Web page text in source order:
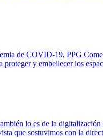
de COVID-19, PPG
y embellecer los
lo es de la
que sostuvimos con la